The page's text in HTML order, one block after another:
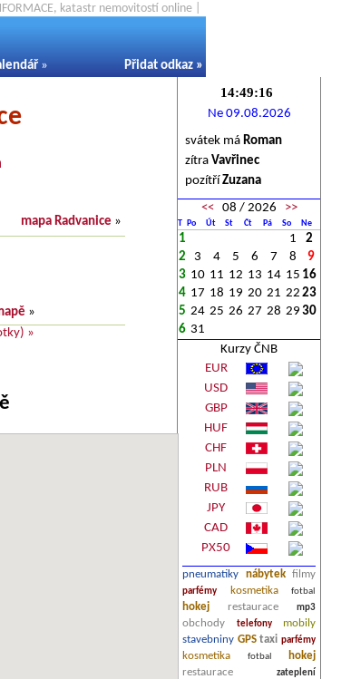
katastr nemovitostí online |
» Přidat odkaz »
mapa Radvanice »
»
»
Ne 09.08.2026
svátek má Roman
zítra Vavřinec
pozítří Zuzana
<<08 / 2026 >>
T Po Út St Čt Pá So Ne
1 1
2
2
3 4 5 6 7 8
9
3 10 11 12 13 14 15 16
4 17 18 19 20 21 22 23
5 24 25 26 27 28 29 30
6 31
Kurzy ČNB
EUR
USD
GBP
HUF
CHF
PLN
RUB
JPY
CAD
PX50
pneumatiky nábytek filmy
parfémy kosmetika fotbal
hokej restaurace mp3
obchody telefony
mobily
stavebniny GPS taxi parfémy
kosmetika fotbal
hokej
restaurace
zateplení